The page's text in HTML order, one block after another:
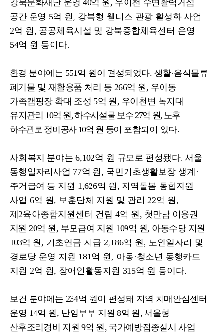
강북문화재단 운영 40억 원 , 우이천 수변활력거점
공간 운영 5억 원 , 강북형 웰니스 관광 활성화 사업
2억 원 , 공공체육시설 및 강북종합체육센터 운영
54억 원 등이다.
환경 분야에는 551억 원이 편성되었다. 생활·음식물류
폐기물 및 재활용품 처리 등 266억 원 , 우이동
가족캠핑장 확대 조성 5억 원 , 우이천변 녹지대
유지관리 10억 원,하수시설물 보수27억 원, 노후
하수관로 정비공사 10억 원 등이 포함되어 있다.
사회복지 분야는 6,102억 원 규모로 편성됐다. 서울
동행일자리사업 77억 원 , 국민기초생활보장 생계 ·
주거급여 등 지원 1,626억 원 , 지역돌봄 통합지원
사업 6억 원 , 보훈단체 지원 및 관리 22억 원 ,
제 2육아종합지원센터 건립 4억 원 , 첫만남 이용권
지원20억 원 , 부모급여 지원 109억 원, 아동수당 지원
103억 원 , 기초연금 지급 2,186억 원 , 노인일자리 및
경로당 운영 지원 181억 원 , 아동·청소년 동행카드
지원 2억 원 , 장애인활동지원 315억 원 등이다.
보건 분야에는 234억 원이 편성돼 지역 치매안심센터
운영 14억 원 , 난임부부 지원8억 원 , 서울형
산후조리경비 지원9억 원 , 국가예방접종실시 사업